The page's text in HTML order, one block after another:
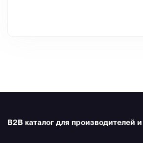
B2B каталог для производителей